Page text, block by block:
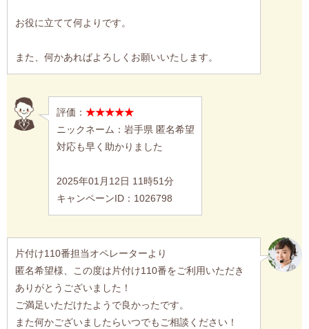
お役に立てて何よりです。
また、何かあればよろしくお願いいたします。
評価： ★★★★★
ニックネーム：岩手県 匿名希望
対応も早く助かりました
2025年01月12日 11時51分
キャンペーンID：1026798
片付け110番担当オペレーターより
匿名希望様、この度は片付け110番をご利用いただき
ありがとうございました！
ご満足いただけたようで良かったです。
また何かございましたらいつでもご相談ください！